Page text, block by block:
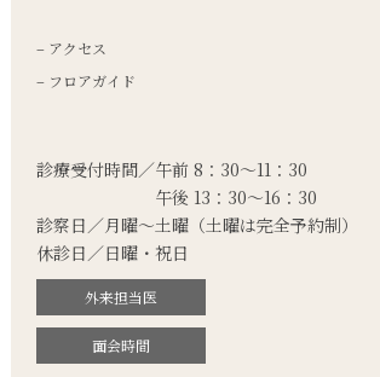
– アクセス
– フロアガイド
診療受付時間／午前 8：30～11：30
午後 13：30～16：30
診察日／月曜～土曜 （土曜は完全予約制）
休診日／日曜・祝日
外来担当医
面会時間